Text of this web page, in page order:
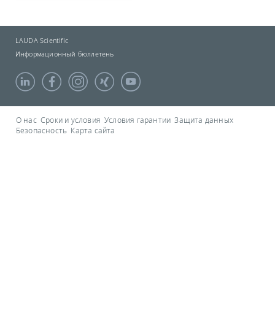
LAUDA Scientific
Информационный бюллетень
О нас Сроки и условия Условия гарантии Защита данных
Безопасность Карта сайта